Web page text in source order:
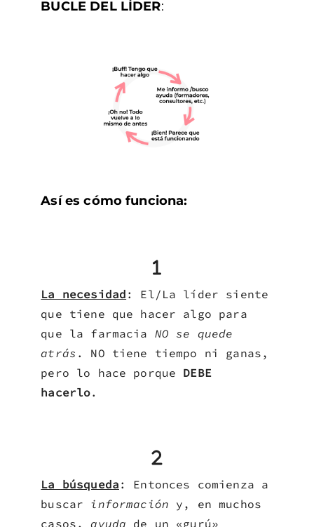
BUCLE DEL LÍDER:
Así es cómo funciona:
La necesidad : El/La líder siente
que tiene que hacer algo para
que la farmacia NO se quede
atrás . NO tiene tiempo ni ganas,
pero lo hace porque DEBE
hacerlo.
La búsqueda : Entonces comienza a
buscar información y, en muchos
casos,ayuda de un «gurú»